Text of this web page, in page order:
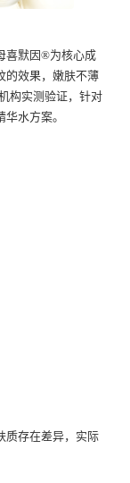
喜默因®为核心成
的效果，嫩肤不薄
构实测验证，针对
水方案。
质存在差异，实际